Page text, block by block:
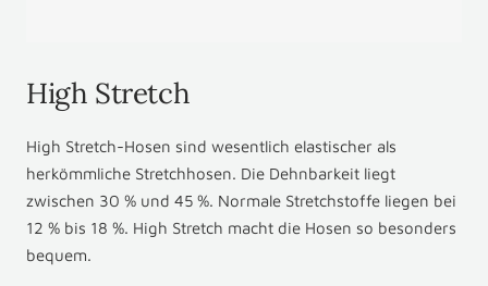
High Stretch
High Stretch-Hosen sind wesentlich elastischer als
herkömmliche Stretchhosen. Die Dehnbarkeit liegt
zwischen 30 % und 45 %. Normale Stretchstoffe liegen bei
12 % bis 18 %. High Stretch macht die Hosen so besonders
bequem.